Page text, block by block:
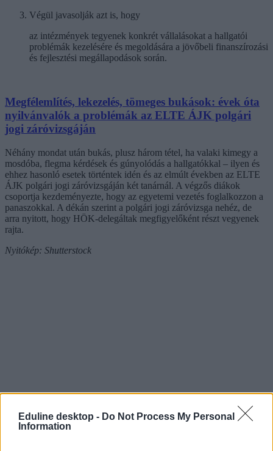
Eduline desktop - Do Not Process My Personal
Information
Végül javasolják azt is, hogy
az intézmények tegyenek konkrét vállalásokat a hallgatói
problémák kezelésére és megoldására a jövőbeli finanszírozási
és fejlesztési megállapodások során.
Megfélemlítés, lekezelés, tömeges bukások: évek óta
nyilvánvalók a problémák az ELTE ÁJK polgári
jogi záróvizsgáján
Néhány mondat után bukás, plusz három tétel, ha valaki kimegy a
mosdóba, flegma kérdések és gúnyolódás a hallgatókkal – ilyen és
ehhez hasonló esetek történtek idén és az elmúlt években az ELTE
ÁJK polgári jogi záróvizsgáján két tanárnál. A végzős diákok
csoportja kezdeményezte, hogy az egyetemi vezetés foglalkozzon a
panaszokkal. A dékán szerint a polgári jogi záróvizsga nehéz, de
arra nyitott, hogy HÖK-delegáltak megfigyelőként részt vegyenek
rajta.
Nyitókép: Shutterstock